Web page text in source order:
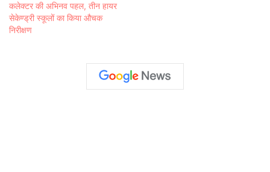
कलेक्टर की अभिनव पहल, तीन हायर
सेकेण्ड्री स्कूलों का किया औचक
निरीक्षण